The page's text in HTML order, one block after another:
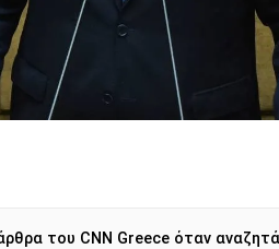
του CNN Greece όταν